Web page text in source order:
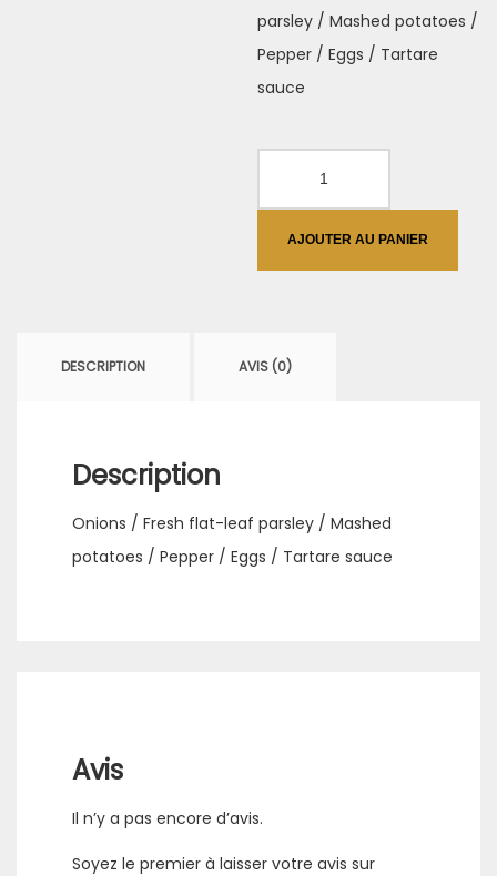
parsley / Mashed potatoes /
Pepper / Eggs / Tartare
sauce
Oven
special
AJOUTER AU PANIER
DESCRIPTION AVIS (0)
Description
Onions / Fresh flat-leaf parsley / Mashed
potatoes / Pepper / Eggs / Tartare sauce
Avis
Il n’y a pas encore d’avis.
Soyez le premier à laisser votre avis sur